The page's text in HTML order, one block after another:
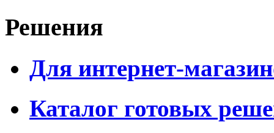
Решения
Для интернет-
Каталог готовых